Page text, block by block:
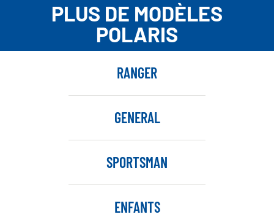
PLUS DE MODÈLES
POLARIS
RANGER
GENERAL
SPORTSMAN
ENFANTS